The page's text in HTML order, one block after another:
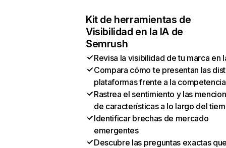
Kit de herramientas de
Visibilidad en la IA de
Semrush
Revisa la visibilidad de tu marca en
Compara cómo te presentan las
plataformas frente a la competencia
Rastrea el sentimiento y las
de características a lo largo del
Identificar brechas de mercado
emergentes
Descubre las preguntas exactas